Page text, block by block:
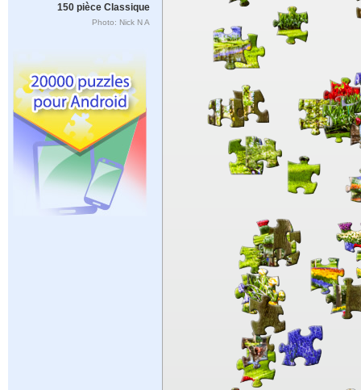
150 pièce Classique
Photo: Nick N A